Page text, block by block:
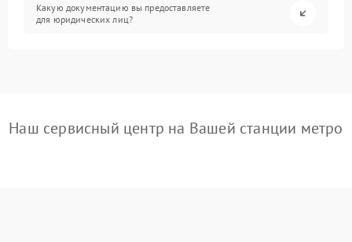
Какую документацию вы предоставляете
для юридических лиц?
Наш сервисный центр на Вашей станции метро